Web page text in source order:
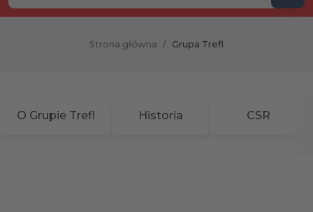
Strona główna / Grupa Trefl
O Grupie Trefl Historia CSR